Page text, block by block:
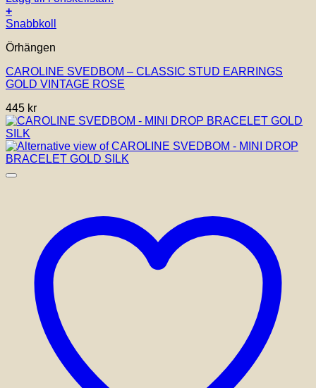
+
Snabbkoll
Örhängen
CAROLINE SVEDBOM – CLASSIC STUD EARRINGS
GOLD VINTAGE ROSE
445 kr